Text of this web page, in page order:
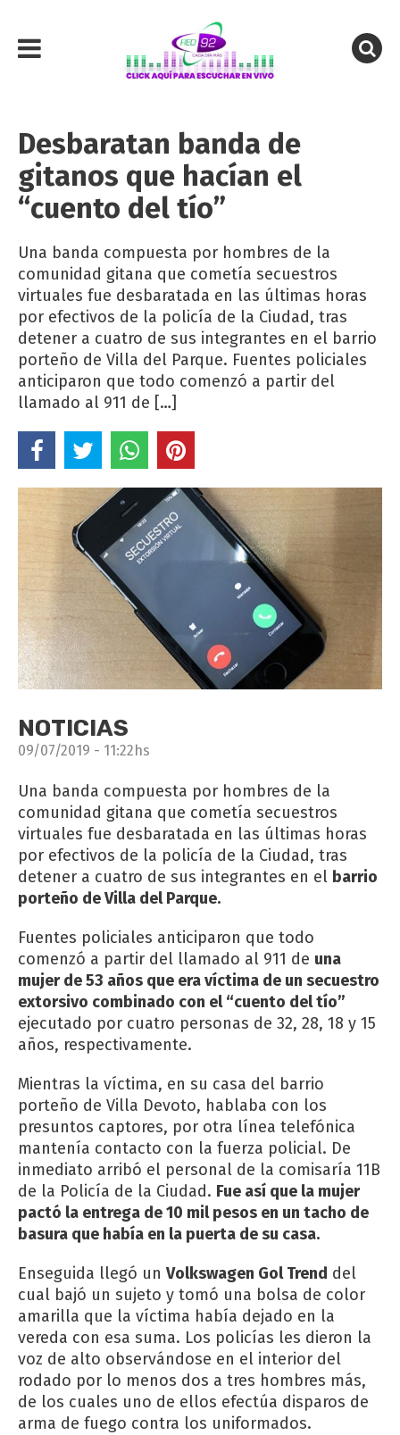
Desbaratan banda de
gitanos que hacían el
“cuento del tío”
Una banda compuesta por hombres de la
comunidad gitana que cometía secuestros
virtuales fue desbaratada en las últimas horas
por efectivos de la policía de la Ciudad, tras
detener a cuatro de sus integrantes en el barrio
porteño de Villa del Parque. Fuentes policiales
anticiparon que todo comenzó a partir del
llamado al 911 de […]
NOTICIAS
09/07/2019 - 11:22hs
Una banda compuesta por hombres de la
comunidad gitana que cometía secuestros
virtuales fue desbaratada en las últimas horas
por efectivos de la policía de la Ciudad, tras
detener a cuatro de sus integrantes en el barrio
porteño de Villa del Parque.
Fuentes policiales anticiparon que todo
comenzó a partir del llamado al 911 de una
mujer de 53 años que era víctima de un secuestro
extorsivo combinado con el “cuento del tío”
ejecutado por cuatro personas de 32, 28, 18 y 15
años, respectivamente.
Mientras la víctima, en su casa del barrio
porteño de Villa Devoto, hablaba con los
presuntos captores, por otra línea telefónica
mantenía contacto con la fuerza policial. De
inmediato arribó el personal de la comisaría 11B
de la Policía de la Ciudad. Fue así que la mujer
pactó la entrega de 10 mil pesos en un tacho de
basura que había en la puerta de su casa.
Enseguida llegó un Volkswagen Gol Trend del
cual bajó un sujeto y tomó una bolsa de color
amarilla que la víctima había dejado en la
vereda con esa suma. Los policías les dieron la
voz de alto observándose en el interior del
rodado por lo menos dos a tres hombres más,
de los cuales uno de ellos efectúa disparos de
arma de fuego contra los uniformados.